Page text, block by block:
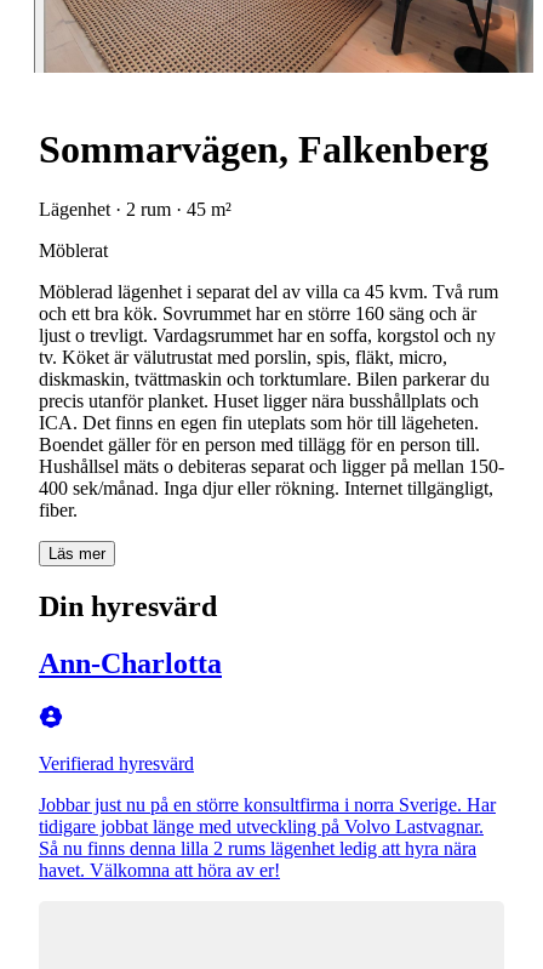
Sommarvägen, Falkenberg
Lägenhet · 2 rum · 45 m²
Möblerat
Möblerad lägenhet i separat del av villa ca 45 kvm. Två rum
och ett bra kök. Sovrummet har en större 160 säng och är
ljust o trevligt. Vardagsrummet har en soffa, korgstol och ny
tv. Köket är välutrustat med porslin, spis, fläkt, micro,
diskmaskin, tvättmaskin och torktumlare. Bilen parkerar du
precis utanför planket. Huset ligger nära busshållplats och
ICA. Det finns en egen fin uteplats som hör till lägeheten.
Boendet gäller för en person med tillägg för en person till.
Hushållsel mäts o debiteras separat och ligger på mellan 150-
400 sek/månad. Inga djur eller rökning. Internet tillgängligt,
fiber.
Läs mer
Din hyresvärd
Ann-Charlotta
Verifierad hyresvärd
Jobbar just nu på en större konsultfirma i norra Sverige. Har
tidigare jobbat länge med utveckling på Volvo Lastvagnar.
Så nu finns denna lilla 2 rums lägenhet ledig att hyra nära
havet. Välkomna att höra av er!